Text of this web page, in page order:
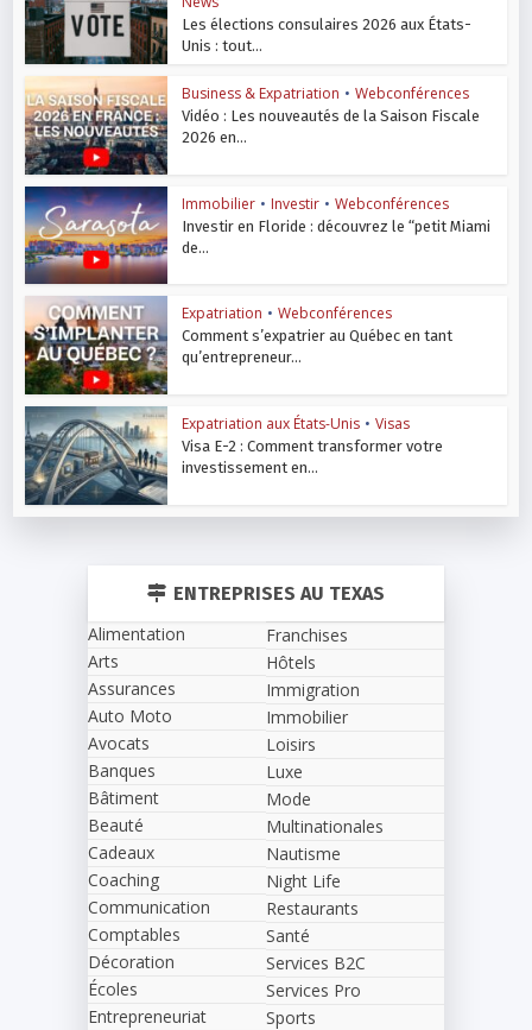
Les élections consulaires 2026 aux États-
Unis : tout...
Business & Expatriation • Webconférences
Vidéo : Les nouveautés de la Saison Fiscale
2026 en...
Immobilier • Investir • Webconférences
Investir en Floride : découvrez le “petit Miami
de...
Expatriation • Webconférences
Comment s’expatrier au Québec en tant
qu’entrepreneur...
Expatriation aux États-Unis • Visas
Visa E-2 : Comment transformer votre
investissement en...
ENTREPRISES AU TEXAS
Alimentation
Arts
Assurances
Auto Moto
Avocats
Banques
Bâtiment
Beauté
Cadeaux
Coaching
Communication
Comptables
Décoration
Écoles
Entrepreneuriat
Franchises
Hôtels
Immigration
Immobilier
Loisirs
Luxe
Mode
Multinationales
Nautisme
Night Life
Restaurants
Santé
Services B2C
Services Pro
Sports